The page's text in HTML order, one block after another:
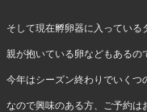
そして現在孵卵器に入っている
親が抱いている卵などもあるの
今年はシーズン終わりでいくつ
なので興味のある方、ご予約は